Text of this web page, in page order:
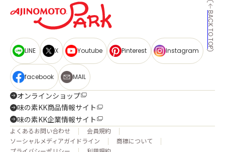
BACK TO TOP
LINE X Youtube Pinterest Instagram
facebook MAIL
オンラインショップ
味の素KK商品情報サイト
味の素KK企業情報サイト
よくあるお問い合わせ
会員規約
ソーシャルメディアガイドライン
商標について